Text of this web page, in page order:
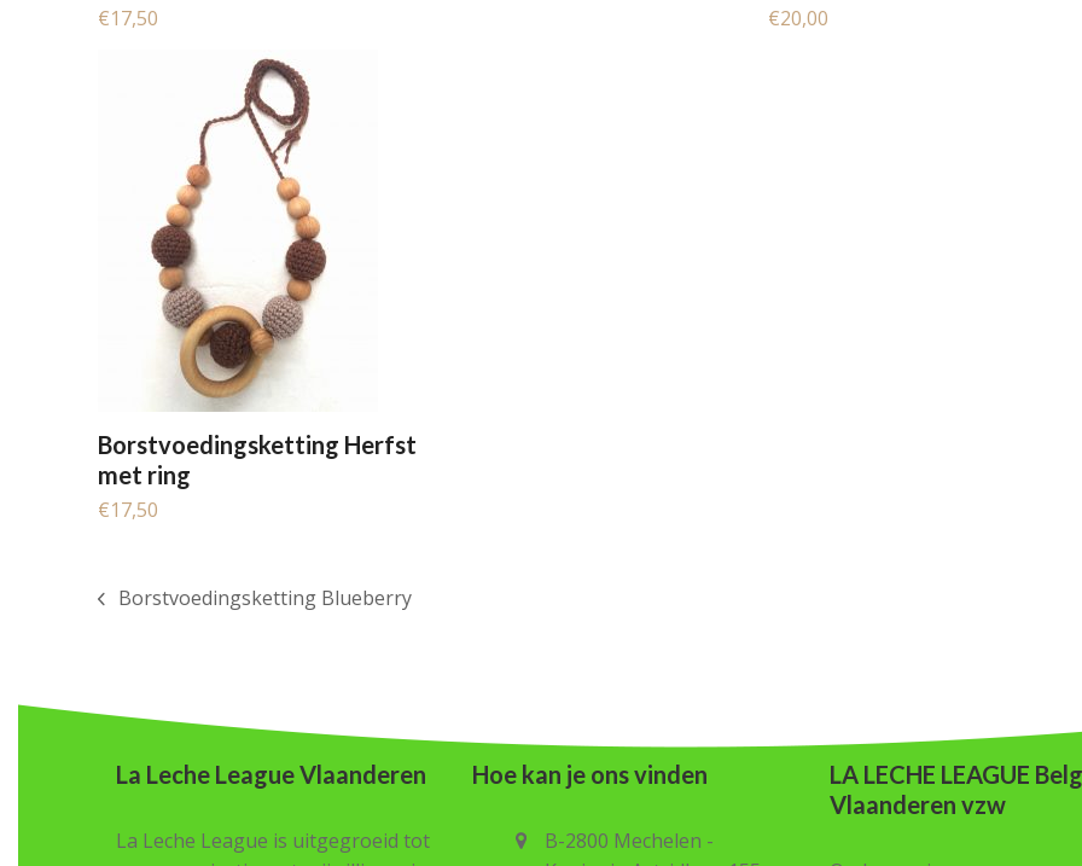
€17,50 €20,00
Borstvoedingsketting Herfst
met ring
€17,50
previous
Borstvoedingsketting Blueberry
La Leche League Vlaanderen
La Leche League is uitgegroeid tot
Hoe kan je ons vinden
B-2800 Mechelen -
LA LECHE LEAGUE
Vlaanderen vzw